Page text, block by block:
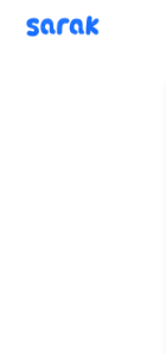
sarak